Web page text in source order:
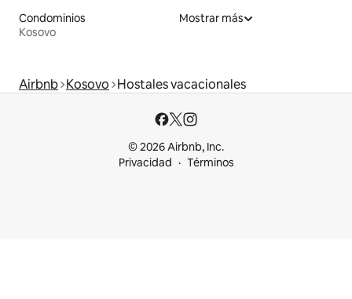
Condominios
Kosovo
Mostrar más
Airbnb Kosovo Hostales vacacionales
© 2026 Airbnb, Inc.
Privacidad
Términos